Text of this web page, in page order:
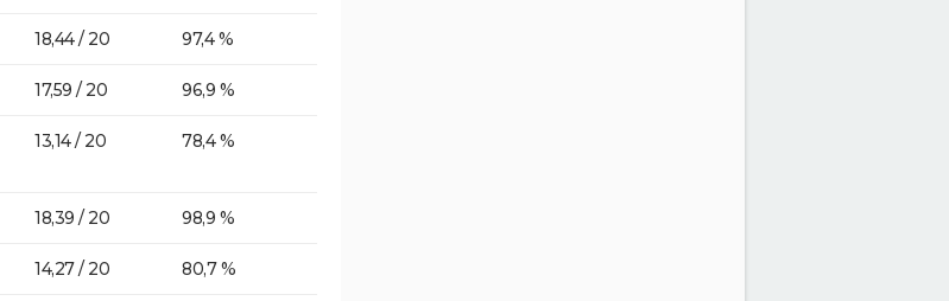
18,44 / 20 97,4 %
17,59 / 20 96,9 %
13,14 / 20 78,4 %
18,39 / 20 98,9 %
14,27 / 20 80,7 %